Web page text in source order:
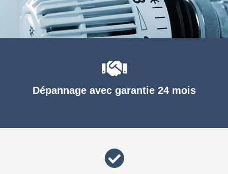
Dépannage avec garantie 24 mois